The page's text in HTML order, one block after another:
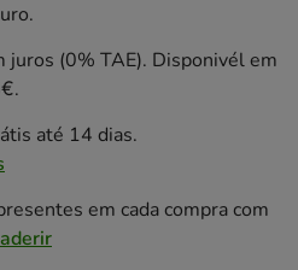
juros (0% TAE). Disponivél em
até 14 dias.
em cada compra com